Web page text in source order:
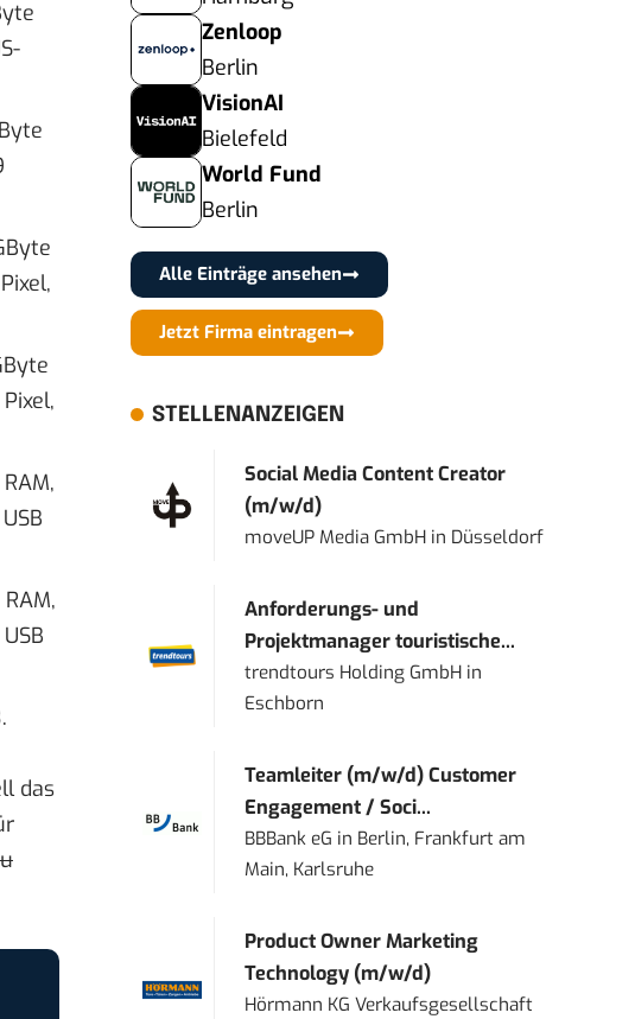
das
Zenloop
Berlin
VisionAI
Bielefeld
World Fund
Berlin
Alle Einträge ansehen
Jetzt Firma eintragen
STELLENANZEIGEN
Social Media Content Creator
(m/w/d)
moveUP Media GmbH in Düsseldorf
Anforderungs- und
Projektmanager touristische...
trendtours Holding GmbH in
Eschborn
Teamleiter (m/w/d) Customer
Engagement / Soci...
BBBank eG in Berlin, Frankfurt am
Main, Karlsruhe
Product Owner Marketing
Technology (m/w/d)
Hörmann KG Verkaufsgesellschaft